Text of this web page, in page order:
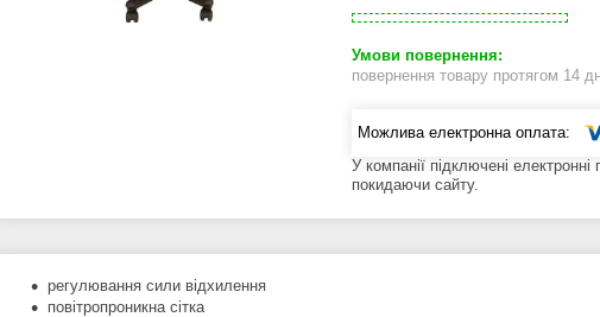
повернення товару протягом 14
У компанії підключені
покидаючи сайту.
регулювання сили відхилення
повітропроникна сітка